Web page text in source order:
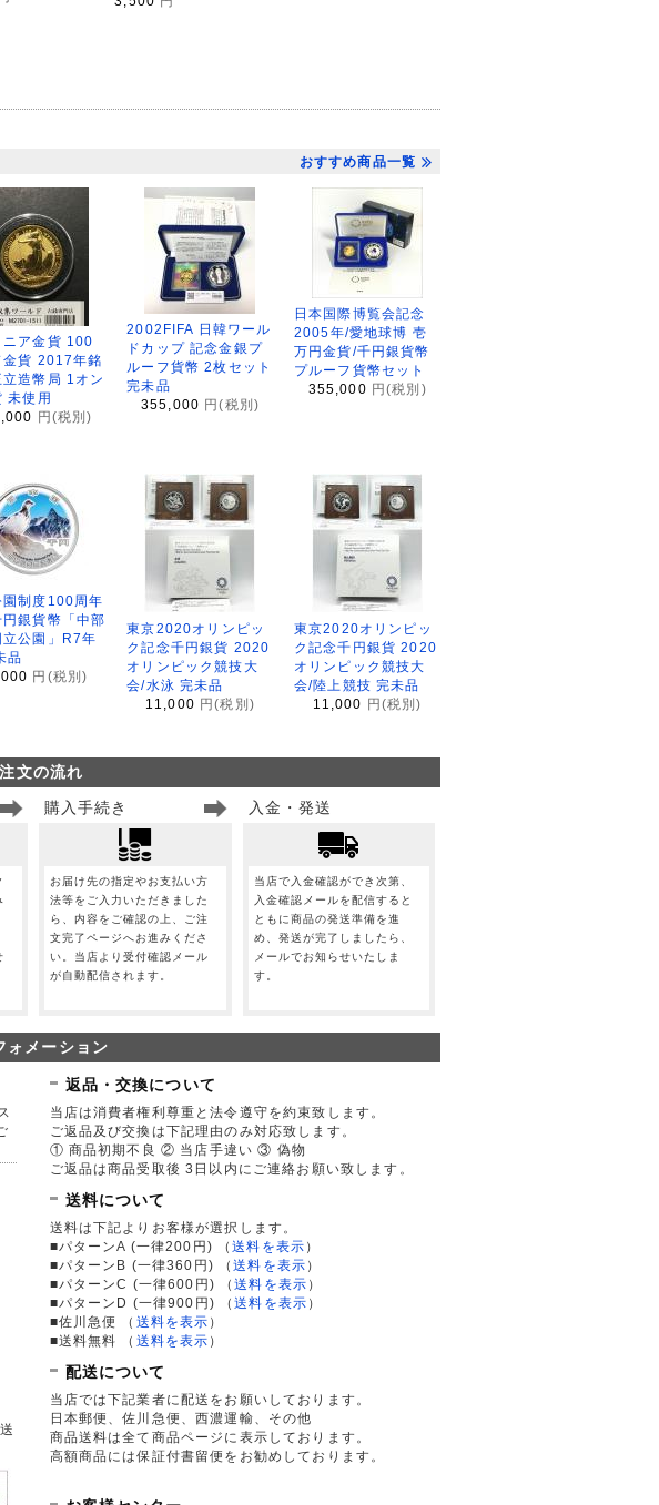
おすすめ商品一覧
ニア金貨 100
金貨 2017年銘
立造幣局 1オン
未使用
円(税別)
2002FIFA 日韓ワール
ドカップ 記念金銀プ
ルーフ貨幣 2枚セット
完未品
355,000 円(税別)
日本国際博覧会記念
2005年/愛地球博 壱
万円金貨/千円銀貨幣
プルーフ貨幣セット
355,000 円(税別)
園制度100周年
円銀貨幣「中部
立公園」R7年
品
円(税別)
東京2020オリンピッ
ク記念千円銀貨 2020
オリンピック競技大
会/水泳 完未品
11,000 円(税別)
東京2020オリンピッ
ク記念千円銀貨 2020
オリンピック競技大
会/陸上競技 完未品
11,000 円(税別)
文の流れ
購入手続き
お届け先の指定やお支払い方
法等をご入力いただきました
ら、内容をご確認の上、ご注
文完了ページへお進みくださ
い。当店より受付確認メール
が自動配信されます。
入金・発送
当店で入金確認ができ次第、
入金確認メールを配信すると
ともに商品の発送準備を進
め、発送が完了しましたら、
メールでお知らせいたしま
す。
ォメーション
返品・交換について
当店は消費者権利尊重と法令遵守を約束致します。
ご返品及び交換は下記理由のみ対応致します。
① 商品初期不良 ② 当店手違い ③ 偽物
ご返品は商品受取後 3日以内にご連絡お願い致します。
送料について
送料は下記よりお客様が選択します。
■パターンA (一律200円)
（送料を表示 ）
■パターンB (一律360円)
（送料を表示 ）
■パターンC (一律600円)
（送料を表示 ）
■パターンD (一律900円)
（送料を表示 ）
■佐川急便
（ 送料を表示 ）
■送料無料
（ 送料を表示 ）
配送について
当店では下記業者に配送をお願いしております。
日本郵便、佐川急便、西濃運輸、その他
商品送料は全て商品ページに表示しております。
高額商品には保証付書留便をお勧めしております。